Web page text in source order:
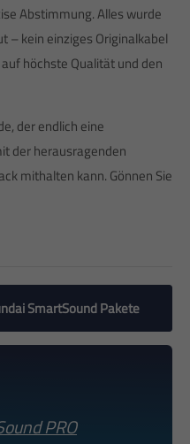
Abstimmung. Alles wurde
– kein einziges Originalkabel
höchste Qualität und den
der endlich eine
der herausragenden
mithalten kann. Gönnen Sie
SmartSound Pakete
PRO